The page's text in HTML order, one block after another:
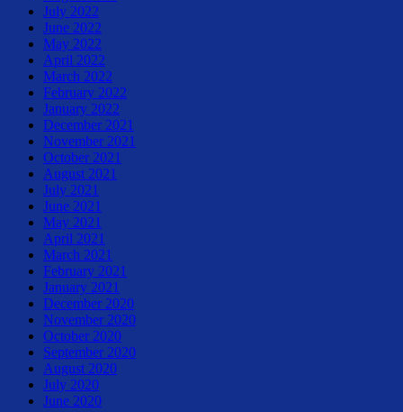
July 2022
June 2022
May 2022
April 2022
March 2022
February 2022
January 2022
December 2021
November 2021
October 2021
August 2021
July 2021
June 2021
May 2021
April 2021
March 2021
February 2021
January 2021
December 2020
November 2020
October 2020
September 2020
August 2020
July 2020
June 2020